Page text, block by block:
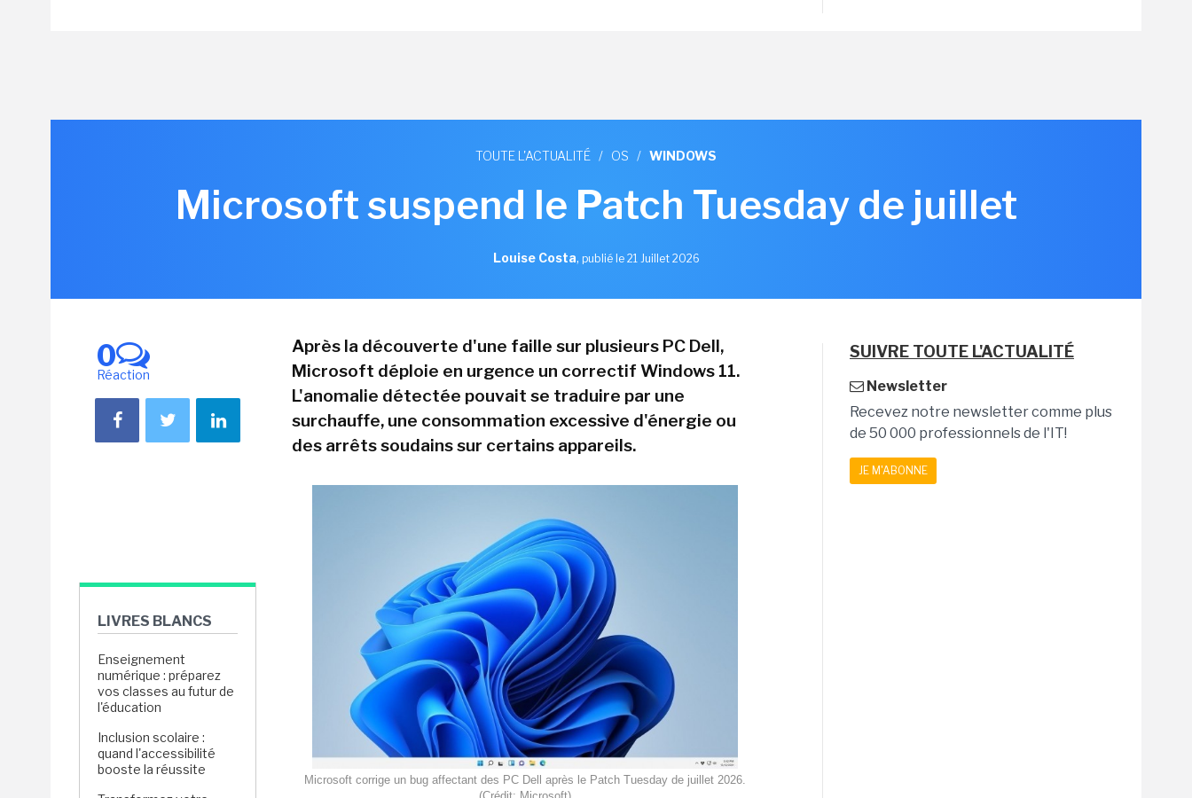
TOUTE L'ACTUALITÉ / OS / WINDOWS
Microsoft suspend le Patch Tuesday de juillet
Louise Costa, publié le 21 Juillet 2026
0
Réaction
LIVRES BLANCS
Enseignement
numérique : préparez
vos classes au futur de
l'éducation
Inclusion scolaire :
quand l'accessibilité
booste la réussite
Après la découverte d'une faille sur plusieurs PC Dell,
Microsoft déploie en urgence un correctif Windows 11.
L'anomalie détectée pouvait se traduire par une
surchauffe, une consommation excessive d'énergie ou
des arrêts soudains sur certains appareils.
Microsoft corrige un bug affectant des PC Dell après le Patch Tuesday de juillet 2026.
SUIVRE TOUTE L'ACTUALITÉ
Newsletter
Recevez notre newsletter comme plus
de 50 000 professionnels de l'IT!
JE M'ABONNE